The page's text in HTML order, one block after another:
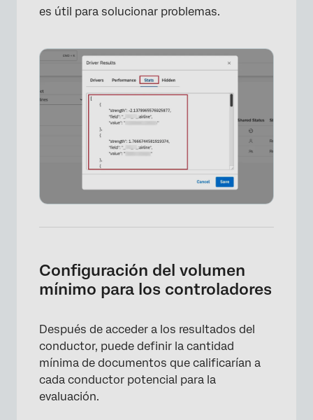
es útil para solucionar problemas.
Configuración del volumen
mínimo para los controladores
Después de acceder a los resultados del
conductor, puede definir la cantidad
mínima de documentos que calificarían a
cada conductor potencial para la
evaluación.